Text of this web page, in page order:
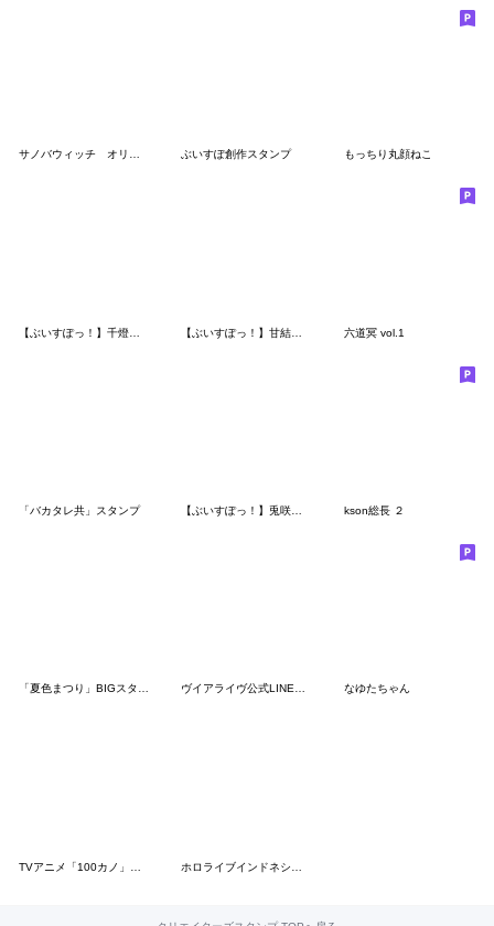
サノバウィッチ オリジナルスタンプ ぶいすぽ創作スタンプ もっちり丸顔ねこ
六道冥 vol.1
「バカタレ共」スタンプ kson総長 ２
「夏色まつり」BIGスタンプ ヴイアライヴ公式LINEスタンプ 第一弾 なゆたちゃん